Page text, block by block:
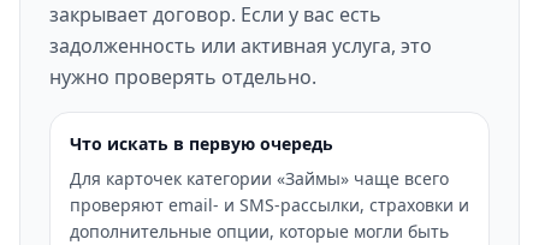
закрывает договор. Если у вас есть
задолженность или активная услуга, это
нужно проверять отдельно.
Что искать в первую очередь
Для карточек категории «Займы» чаще всего
проверяют email- и SMS-рассылки, страховки и
дополнительные опции, которые могли быть